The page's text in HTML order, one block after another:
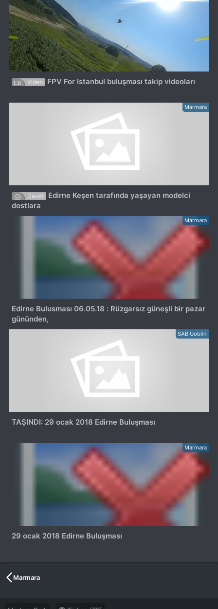
Video FPV For Istanbul buluşması takip videoları
Marmara
Davet
Edirne Keşen tarafında yaşayan modelci
dostlara
Marmara
Edirne Bulusması 06.05.18 : Rüzgarsız güneşli bir pazar
gününden,
SAB Goblin
TAŞINDI: 29 ocak 2018 Edirne Buluşması
Marmara
29 ocak 2018 Edirne Buluşması
Marmara